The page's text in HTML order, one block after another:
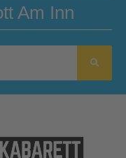
Am Inn